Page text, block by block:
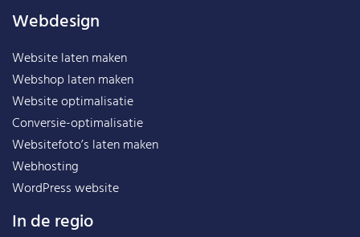
Webdesign
Website laten maken
Webshop laten maken
Website optimalisatie
Conversie-optimalisatie
Websitefoto’s laten maken
Webhosting
WordPress website
In de regio